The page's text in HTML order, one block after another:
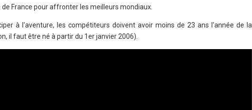
de France pour affronter les meilleurs mondiaux.
à l'aventure, les compétiteurs doivent avoir moins de 23 ans l'année de la
il faut être né à partir du 1er janvier 2006).